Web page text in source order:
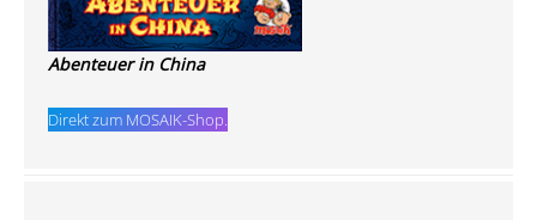
Abenteuer in China
Direkt zum MOSAIK-Shop.